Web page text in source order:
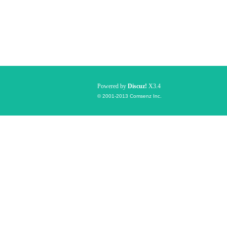
Powered by Discuz! X3.4
© 2001-2013 Comsenz Inc.